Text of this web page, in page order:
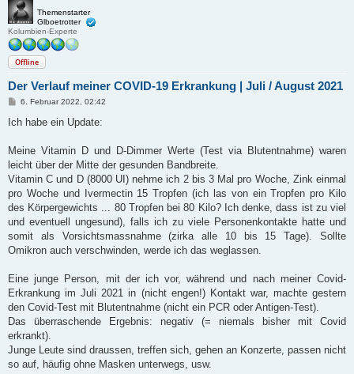
Themenstarter
Glboetrotter
Kolumbien-Experte
Offline
Der Verlauf meiner COVID-19 Erkrankung | Juli / August 2021
B
i
a
6. Februar 2022, 02:42
Ich habe ein Update:
Meine Vitamin D und D-Dimmer Werte (Test via Blutentnahme) waren
leicht über der Mitte der gesunden Bandbreite.
Vitamin C und D (8000 UI) nehme ich 2 bis 3 Mal pro Woche, Zink einmal
pro Woche und Ivermectin 15 Tropfen (ich las von ein Tropfen pro Kilo
des Körpergewichts ... 80 Tropfen bei 80 Kilo? Ich denke, dass ist zu viel
und eventuell ungesund), falls ich zu viele Personenkontakte hatte und
somit als Vorsichtsmassnahme (zirka alle 10 bis 15 Tage). Sollte
Omikron auch verschwinden, werde ich das weglassen.
Eine junge Person, mit der ich vor, während und nach meiner Covid-
Erkrankung im Juli 2021 in (nicht engen!) Kontakt war, machte gestern
den Covid-Test mit Blutentnahme (nicht ein PCR oder Antigen-Test).
Das überraschende Ergebnis: negativ (= niemals bisher mit Covid
erkrankt).
Junge Leute sind draussen, treffen sich, gehen an Konzerte, passen nicht
so auf, häufig ohne Masken unterwegs, usw.